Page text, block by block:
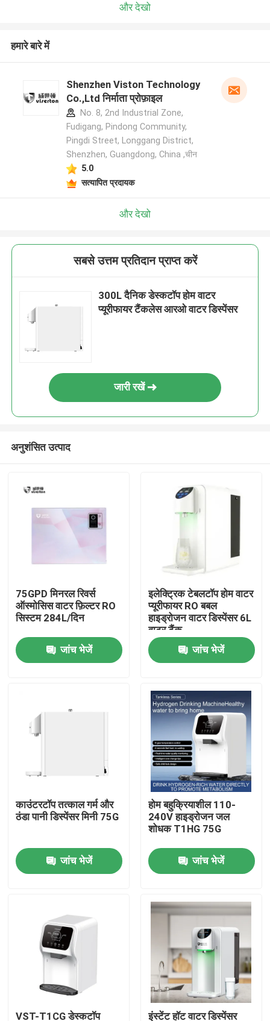
उत्पादों
गुणवत्ता नियंत्रण
संपर्क करें
मामलों
हाइड्रोजन इनहेलर मशीन
और देखो
हमारे बारे में
Shenzhen Viston Technology
Co.,Ltd निर्माता प्रोफ़ाइल
No. 8, 2nd Industrial Zone,
Fudigang, Pindong Community,
Pingdi Street, Longgang District,
Shenzhen, Guangdong, China ,चीन
5.0
सत्यापित प्रदायक
और देखो
सबसे उत्तम प्रतिदान प्राप्त करें
300L दैनिक डेस्कटॉप होम वाटर
प्यूरीफायर टैंकलेस आरओ वाटर डिस्पेंसर
जारी रखें
अनुशंसित उत्पाद
75GPD मिनरल रिवर्स
ऑस्मोसिस वाटर फ़िल्टर RO
सिस्टम 284L/दिन
जांच भेजें
इलेक्ट्रिक टेबलटॉप होम वाटर
प्यूरीफायर RO बबल
हाइड्रोजन वाटर डिस्पेंसर 6L
वाटर टैंक
जांच भेजें
काउंटरटॉप तत्काल गर्म और
ठंडा पानी डिस्पेंसर मिनी 75G
जांच भेजें
होम बहुक्रियाशील 110-
240V हाइड्रोजन जल
शोधक T1HG 75G
जांच भेजें
VST-T1CG डेस्कटॉप इंस्टेंट हॉट वाटर डिस्पेंसर